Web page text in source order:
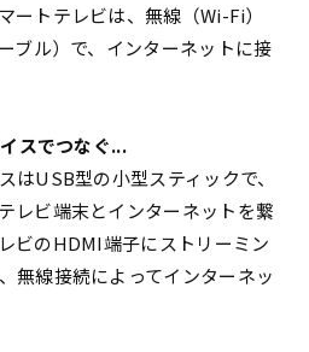
ートテレビは、無線（Wi-Fi）
ブル）で、インターネットに接
スでつなぐ...
はUSB型の小型スティックで、
レビ端末とインターネットを繋
ビのHDMI端子にストリーミン
無線接続によってインターネッ